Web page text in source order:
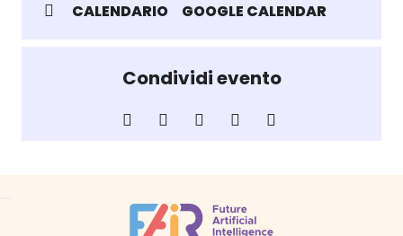
CALENDARIO GOOGLE CALENDAR
Condividi evento